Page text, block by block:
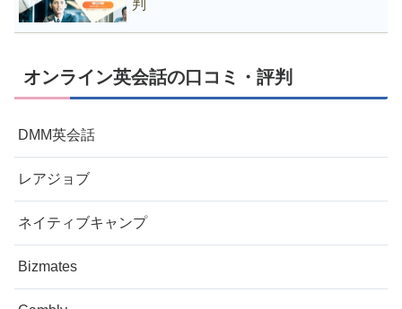
判
オンライン英会話の口コミ・評判
DMM英会話
レアジョブ
ネイティブキャンプ
Bizmates